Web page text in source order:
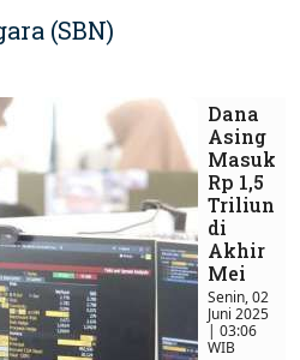
(SBN)
Dana
Asing
Masuk
Rp 1,5
Triliun
di
Akhir
Mei
Senin, 02
Juni 2025
| 03:06
WIB